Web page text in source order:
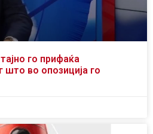
го прифаќа
што во опозиција го